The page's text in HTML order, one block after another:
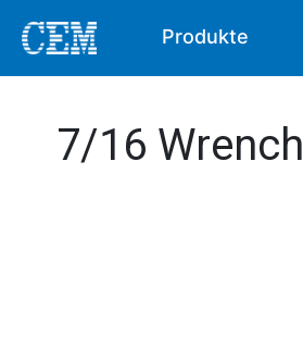
Produkte
7/16 Wrench